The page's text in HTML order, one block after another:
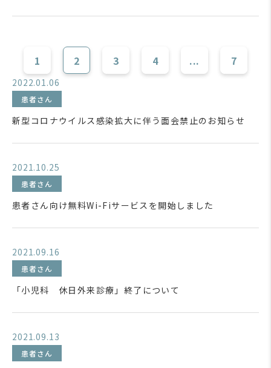
1 2 3 4 ... 7
2022.01.06
患者さん
新型コロナウイルス感染拡大に伴う面会禁止のお知らせ
2021.10.25
患者さん
患者さん向け無料Wi-Fiサービスを開始しました
2021.09.16
患者さん
「小児科 休日外来診療」終了について
2021.09.13
患者さん